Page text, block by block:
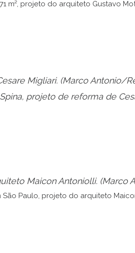
Migliari. (Marco Antonio/
Maicon Antoniolli. (Marco